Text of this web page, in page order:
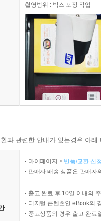
촬영범위 : 박스 포장 작업
과 관련한 안내가 있는경우 아
마이페이지 > 반품/교환 신
판매자 배송 상품은 판매자
출고 완료 후 10일 이내의
디지털 콘텐츠인 eBook의
중고상품의 경우 출고 완료